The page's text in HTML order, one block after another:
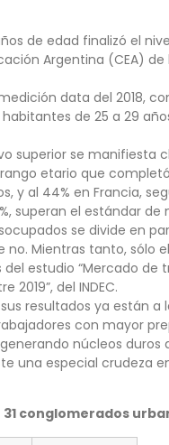
de edad finalizó el
Argentina (CEA)
data del 2018,
de 25 a 29
superior se
etario que
y al 44% en Francia,
superan el estándar de
se divide en
Mientras tanto, sólo
estudio “Mercado de
del INDEC.
resultados ya están
con mayor
núcleos
una especial crudeza
conglomerados